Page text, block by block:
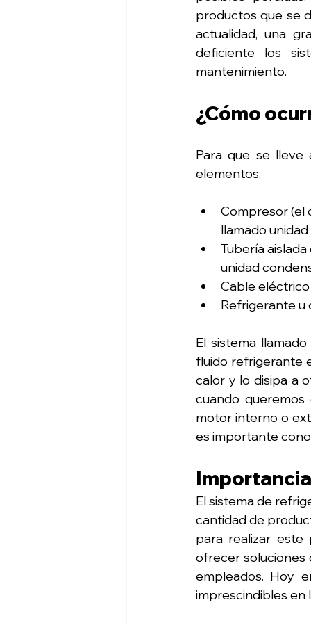
productos que se
actualidad, una
deficiente los
mantenimiento.
¿Cómo
Para que se lleve
elementos:
Compresor (el
llamado
Tubería
unidad
Cable
Refrigerante u
El sistema
fluido refrigerante
calor y lo disipa a
cuando
motor interno o
es importante
El sistema de
cantidad de
para realizar este
ofrecer soluciones
empleados. Hoy
imprescindibles en